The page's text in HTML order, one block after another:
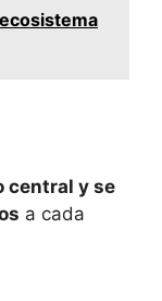
central y se
a cada